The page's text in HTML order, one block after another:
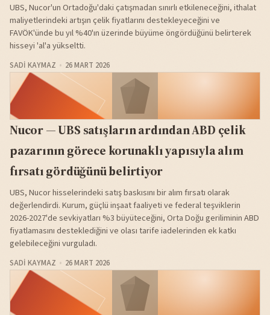
UBS, Nucor'un Ortadoğu'daki çatışmadan sınırlı etkileneceğini, ithalat
maliyetlerindeki artışın çelik fiyatlarını destekleyeceğini ve
FAVÖK'ünde bu yıl %40'ın üzerinde büyüme öngördüğünü belirterek
hisseyi 'al'a yükseltti.
SADI KAYMAZ 26 MART 2026
Nucor — UBS satışların ardından ABD çelik
pazarının görece korunaklı yapısıyla alım
fırsatı gördüğünü belirtiyor
UBS, Nucor hisselerindeki satış baskısını bir alım fırsatı olarak
değerlendirdi. Kurum, güçlü inşaat faaliyeti ve federal teşviklerin
2026-2027'de sevkiyatları %3 büyüteceğini, Orta Doğu geriliminin ABD
fiyatlamasını desteklediğini ve olası tarife iadelerinden ek katkı
gelebileceğini vurguladı.
SADI KAYMAZ 26 MART 2026